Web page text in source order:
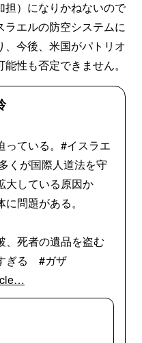
担）になりかねないので
エルの防空システムに
、今後、米国がパトリオ
性も否定できません。
っている。#イスラエ
くが国際人道法を守
大している原因か
問題がある。
、死者の遺品を盗む
ぎる #ガザ